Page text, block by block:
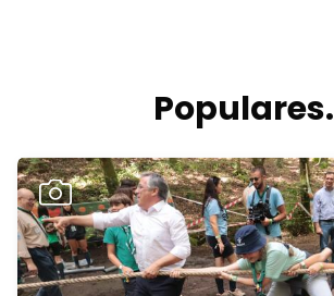
Populares.